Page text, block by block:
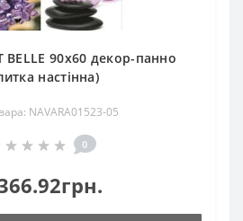
BELLE 90x60 декор-панно
настінна)
NAVARA01523-05
0